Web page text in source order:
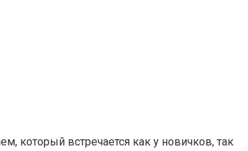
который встречается как у новичков, так